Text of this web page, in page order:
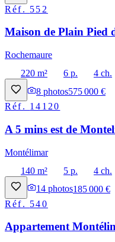
Réf. 552
Maison de Plain Pied
Rochemaure
220 m²
6 p. 4 ch.
8 photos575 000 €
Réf. 14120
A 5 mins est de
Montélimar
140 m²
5 p. 4 ch.
14 photos185 000 €
Réf. 540
Appartement